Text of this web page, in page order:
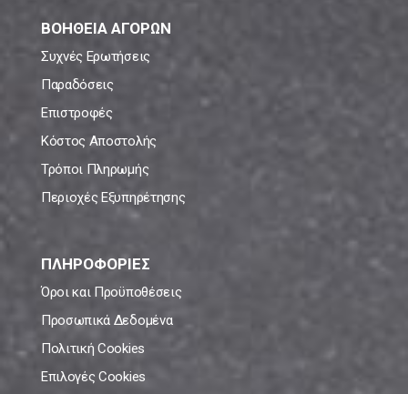
ΒΟΗΘΕΙΑ ΑΓΟΡΩΝ
Συχνές Ερωτήσεις
Παραδόσεις
Επιστροφές
Κόστος Αποστολής
Τρόποι Πληρωμής
Περιοχές Εξυπηρέτησης
ΠΛΗΡΟΦΟΡΙΕΣ
Όροι και Προϋποθέσεις
Προσωπικά Δεδομένα
Πολιτική Cookies
Επιλογές Cookies